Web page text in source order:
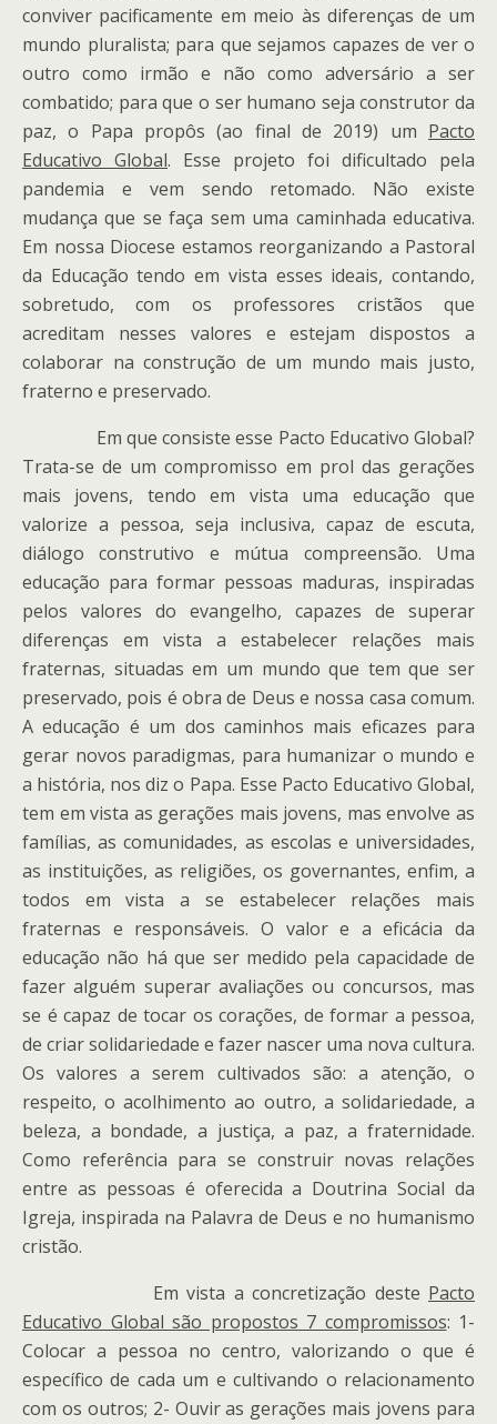
conviver pacificamente em meio às diferenças de um
mundo pluralista; para que sejamos capazes de ver o
outro como irmão e não como adversário a ser
combatido; para que o ser humano seja construtor da
paz, o Papa propôs (ao final de 2019) um Pacto
Educativo Global. Esse projeto foi dificultado pela
pandemia e vem sendo retomado. Não existe
mudança que se faça sem uma caminhada educativa.
Em nossa Diocese estamos reorganizando a Pastoral
da Educação tendo em vista esses ideais, contando,
sobretudo, com os professores cristãos que
acreditam nesses valores e estejam dispostos a
colaborar na construção de um mundo mais justo,
fraterno e preservado.
Em que consiste esse Pacto Educativo Global?
Trata-se de um compromisso em prol das gerações
mais jovens, tendo em vista uma educação que
valorize a pessoa, seja inclusiva, capaz de escuta,
diálogo construtivo e mútua compreensão. Uma
educação para formar pessoas maduras, inspiradas
pelos valores do evangelho, capazes de superar
diferenças em vista a estabelecer relações mais
fraternas, situadas em um mundo que tem que ser
preservado, pois é obra de Deus e nossa casa comum.
A educação é um dos caminhos mais eficazes para
gerar novos paradigmas, para humanizar o mundo e
a história, nos diz o Papa. Esse Pacto Educativo Global,
tem em vista as gerações mais jovens, mas envolve as
famílias, as comunidades, as escolas e universidades,
as instituições, as religiões, os governantes, enfim, a
todos em vista a se estabelecer relações mais
fraternas e responsáveis. O valor e a eficácia da
educação não há que ser medido pela capacidade de
fazer alguém superar avaliações ou concursos, mas
se é capaz de tocar os corações, de formar a pessoa,
de criar solidariedade e fazer nascer uma nova cultura.
Os valores a serem cultivados são: a atenção, o
respeito, o acolhimento ao outro, a solidariedade, a
beleza, a bondade, a justiça, a paz, a fraternidade.
Como referência para se construir novas relações
entre as pessoas é oferecida a Doutrina Social da
Igreja, inspirada na Palavra de Deus e no humanismo
cristão.
Em vista a concretização deste Pacto
Educativo Global são propostos 7 compromissos: 1-
Colocar a pessoa no centro, valorizando o que é
específico de cada um e cultivando o relacionamento
com os outros; 2- Ouvir as gerações mais jovens para